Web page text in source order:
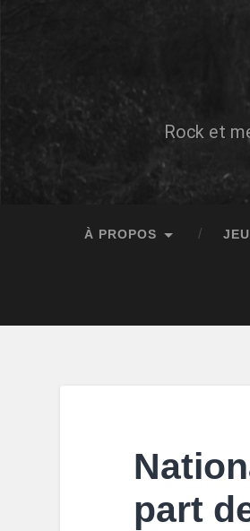
Rock et
À PROPOS
part